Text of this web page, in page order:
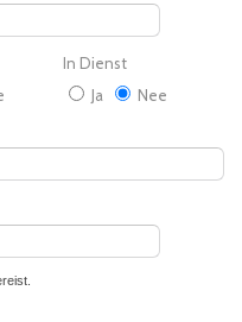
In Dienst
Ja
Nee